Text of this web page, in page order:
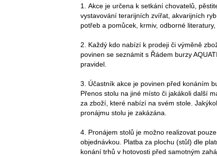
1. Akce je určena k setkání chovatelů,
vystavování terarijních zvířat, akvarijních
potřeb a pomůcek, krmiv, odborné
2. Každý kdo nabízí k prodeji či výměně
povinen se seznámit s Řádem burzy
pravidel.
3. Účastník akce je povinen před konáním
Přenos stolu na jiné místo či jakákoli další
za zboží, které nabízí na svém stole.
pronájmu stolu je zakázána.
4. Pronájem stolů je možno realizovat
objednávkou. Platba za plochu (stůl) dle
konání trhů v hotovosti před samotným